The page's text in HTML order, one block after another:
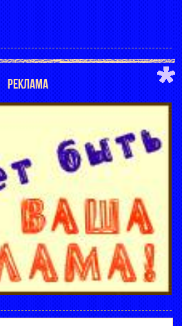
РЕКЛАМА